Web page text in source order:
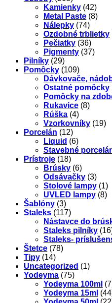
Kamienky (42)
Metal Paste (8)
Nálepky (74)
Ozdobné trblietky
Pečiatky (36)
Pigmenty (37)
Pilníky (29)
Pomôcky (109)
Dávkovače,
Ostatné pomôcky
Pomôcky na
Rukavice (8)
Rúška (4)
Vzorkovníky (19)
Porcelán (12)
Liquid (6)
Stavebné
Prístroje (18)
Brúsky (6)
Odsávačky (3)
Stolové lampy (1)
UVLED lampy (8)
Šablóny (3)
Staleks (117)
Nástavce do
Staleks pilníky
Staleks-
Štetce (78)
Tipy (14)
Uncategorized (1)
Yodeyma (75)
Yodeyma 100ml
Yodeyma 15ml